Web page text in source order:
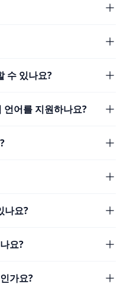
수 있나요?
어를 지원하나요?
나요?
요?
가요?